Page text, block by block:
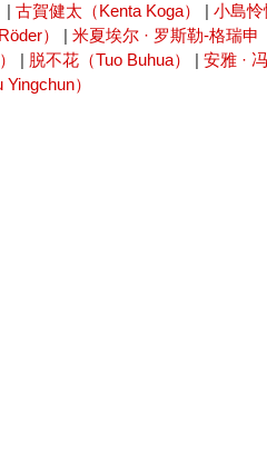
| 古賀健太（Kenta Koga） | 小島怜
）
| 米夏埃尔 · 罗斯勒-格瑞申
| 脱不花（Tuo Buhua） | 安雅 ·
）